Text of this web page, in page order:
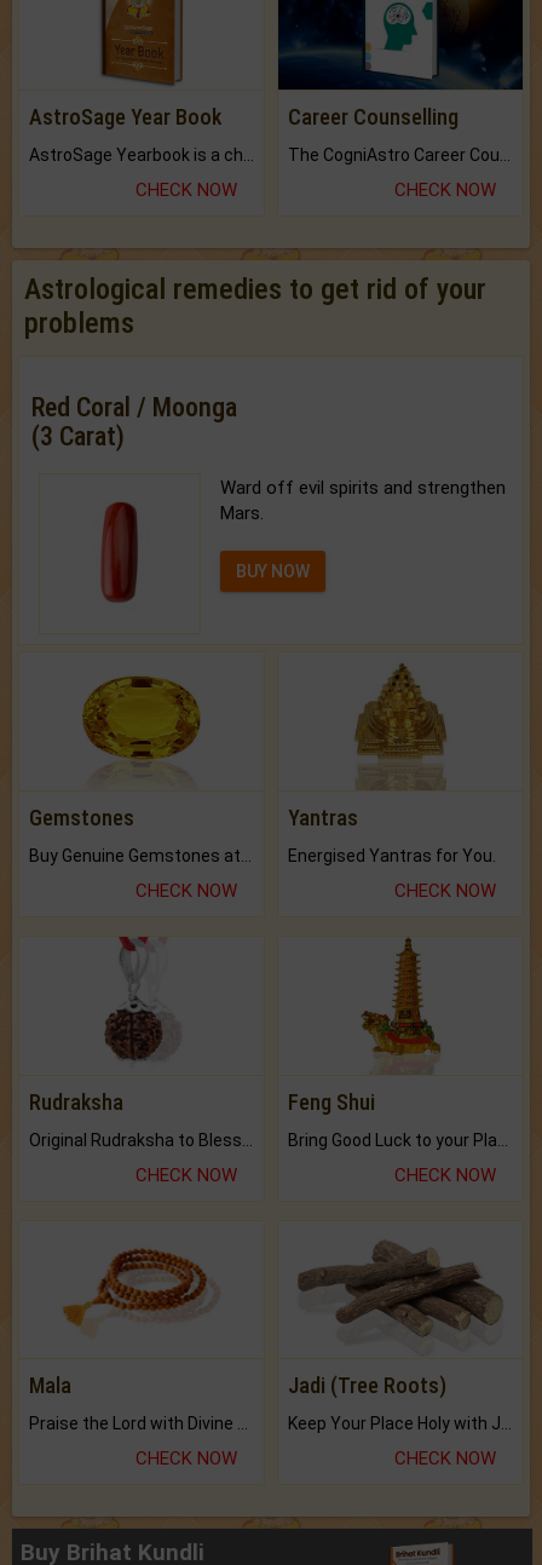
AstroSage Year Book
CHECK NOW
Career Counselling
CHECK NOW
Astrological remedies to get rid of your
problems
Red Coral / Moonga
(3 Carat)
Ward off evil spirits and strengthen
Mars.
BUY NOW
Gemstones
CHECK NOW
Yantras
Energised Yantras for You.
CHECK NOW
Rudraksha
CHECK NOW
Feng Shui
CHECK NOW
Mala
Praise the Lord with Divine Energies of Mala.
CHECK NOW
Jadi (Tree Roots)
Keep Your Place Holy with Jadi.
CHECK NOW
Buy Brihat Kundli